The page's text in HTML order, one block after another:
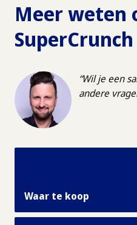
Meer weten
SuperCrunch
Wil je een
andere
Waar te koop